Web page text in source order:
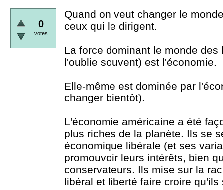
0
votes
Quand on veut changer le
ceux qui le dirigent.
La force dominant le monde
l'oublie souvent) est l'économie.
Elle-même est dominée par
changer bientôt).
L'économie américaine a été
plus riches de la planète. Ils se
économique libérale (et ses
promouvoir leurs intérêts, bien
conservateurs. Ils mise sur la
libéral et liberté faire croire